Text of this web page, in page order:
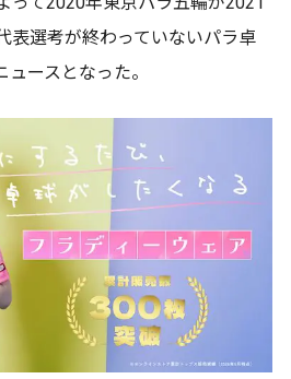
表選考が終わっていないパラ卓
ースとなった。